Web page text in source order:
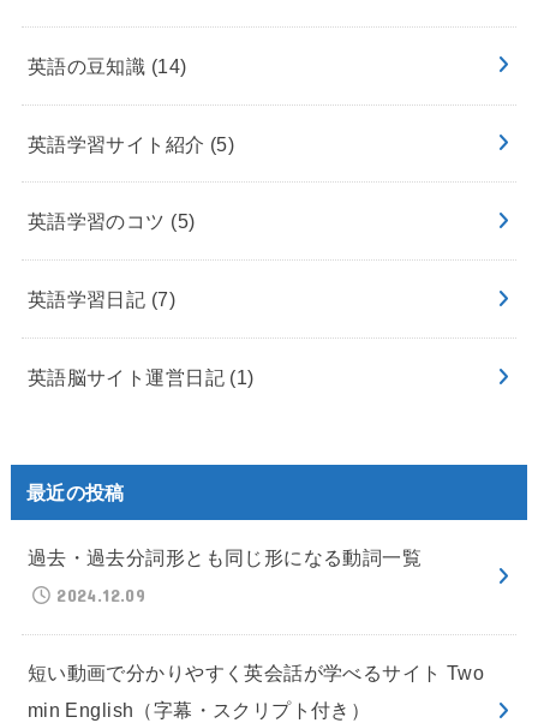
英語の豆知識 (14)
英語学習サイト紹介 (5)
英語学習のコツ (5)
英語学習日記 (7)
英語脳サイト運営日記 (1)
最近の投稿
過去・過去分詞形とも同じ形になる動詞一覧
2024.12.09
短い動画で分かりやすく英会話が学べるサイト Two
min English（字幕・スクリプト付き）